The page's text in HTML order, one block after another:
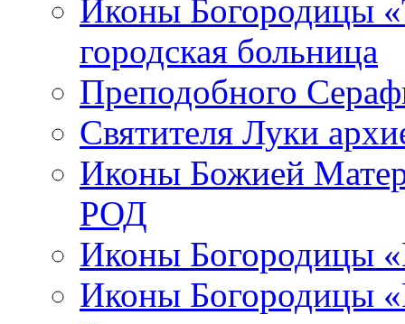
Иконы Богородицы
городская больница
Преподобного
Святителя Луки
Иконы Божией
РОД
Иконы Богородицы
Иконы Богородицы